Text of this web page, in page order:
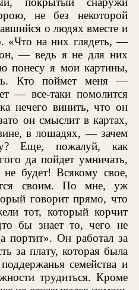
не без некоторой
о людях вместе и
«Что на них глядеть, —
— ведь я не для них
понесу я мои картины,
Кто поймет меня —
— все-таки помолится
нечего винить, что он
он смыслит в картах,
в лошадях, — зачем
Еще, пожалуй, как
да пойдет умничать,
будет! Всякому свое,
своим. По мне, уж
говорит прямо, что
тот, который корчит
бы знает то, чего не
портит». Он работал за
за плату, которая была
семейства и
трудиться. Кроме